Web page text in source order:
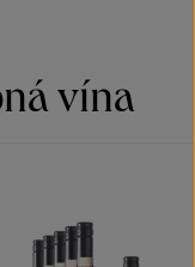
vína